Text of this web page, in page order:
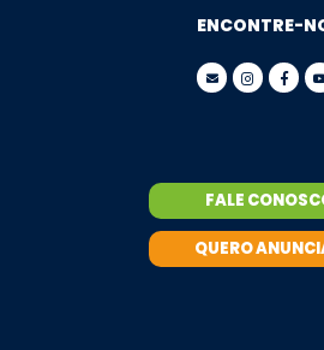
ENCONTRE-
FALE
QUERO